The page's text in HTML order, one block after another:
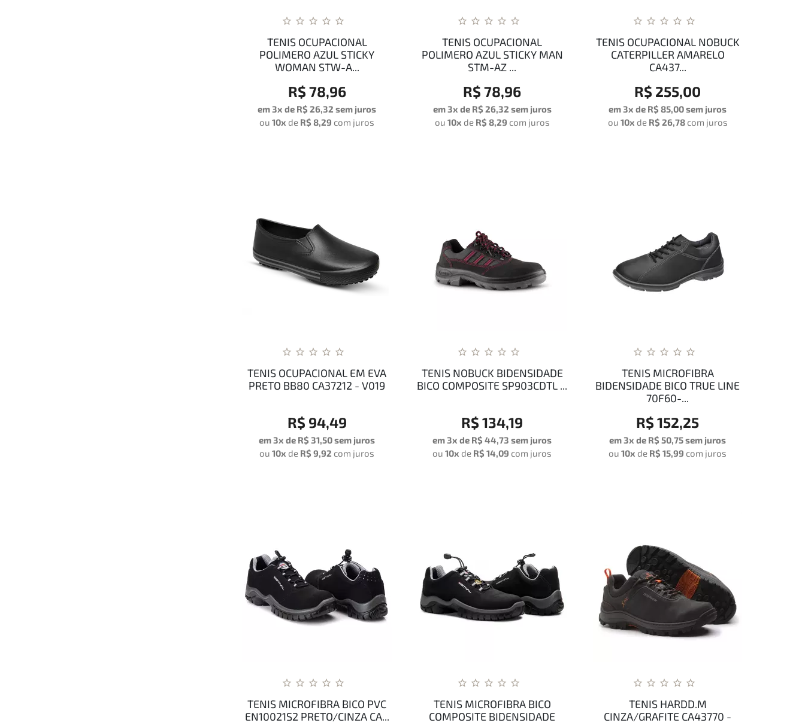
TENIS OCUPACIONAL
POLIMERO AZUL STICKY
WOMAN STW-A...
R$ 78,96
em 3x de R$ 26,32 sem juros
ou10x de R$ 8,29 com juros
TENIS OCUPACIONAL
POLIMERO AZUL STICKY MAN
STM-AZ ...
R$ 78,96
em 3x de R$ 26,32 sem juros
ou 10x de R$ 8,29 com juros
TENIS OCUPACIONAL NOBUCK
CATERPILLER AMARELO
CA437...
R$ 255,00
em 3x de R$ 85,00sem juros
ou 10x de R$ 26,78 com juros
TENIS OCUPACIONAL EM EVA
PRETO BB80 CA37212 - V019
R$ 94,49
em 3x de R$ 31,50sem juros
ou10x de R$ 9,92 com juros
TENIS NOBUCK BIDENSIDADE
BICO COMPOSITE SP903CDTL ...
R$ 134,19
em 3x de R$ 44,73 sem juros
ou10x de R$ 14,09 com juros
TENIS MICROFIBRA
BIDENSIDADE BICO TRUE LINE
70F60-...
R$ 152,25
em 3x de R$ 50,75sem juros
ou10x de R$ 15,99 com juros
TENIS MICROFIBRA BICO PVC
EN10021S2 PRETO/CINZA CA...
TENIS MICROFIBRA BICO
COMPOSITE BIDENSIDADE
TENIS HARDD.M
CINZA/GRAFITE CA43770 -